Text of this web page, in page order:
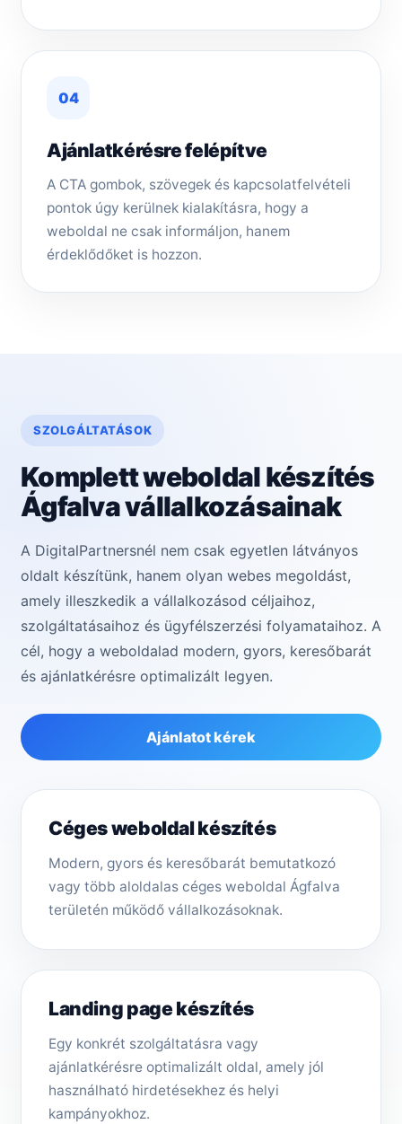
04
Ajánlatkérésre felépítve
A CTA gombok, szövegek és kapcsolatfelvételi
pontok úgy kerülnek kialakításra, hogy a
weboldal ne csak informáljon, hanem
érdeklődőket is hozzon.
SZOLGÁLTATÁSOK
Komplett weboldal készítés
Ágfalva vállalkozásainak
A DigitalPartnersnél nem csak egyetlen látványos
oldalt készítünk, hanem olyan webes megoldást,
amely illeszkedik a vállalkozásod céljaihoz,
szolgáltatásaihoz és ügyfélszerzési folyamataihoz. A
cél, hogy a weboldalad modern, gyors, keresőbarát
és ajánlatkérésre optimalizált legyen.
Ajánlatot kérek
Céges weboldal készítés
Modern, gyors és keresőbarát bemutatkozó
vagy több aloldalas céges weboldal Ágfalva
területén működő vállalkozásoknak.
Landing page készítés
Egy konkrét szolgáltatásra vagy
ajánlatkérésre optimalizált oldal, amely jól
használható hirdetésekhez és helyi
kampányokhoz.